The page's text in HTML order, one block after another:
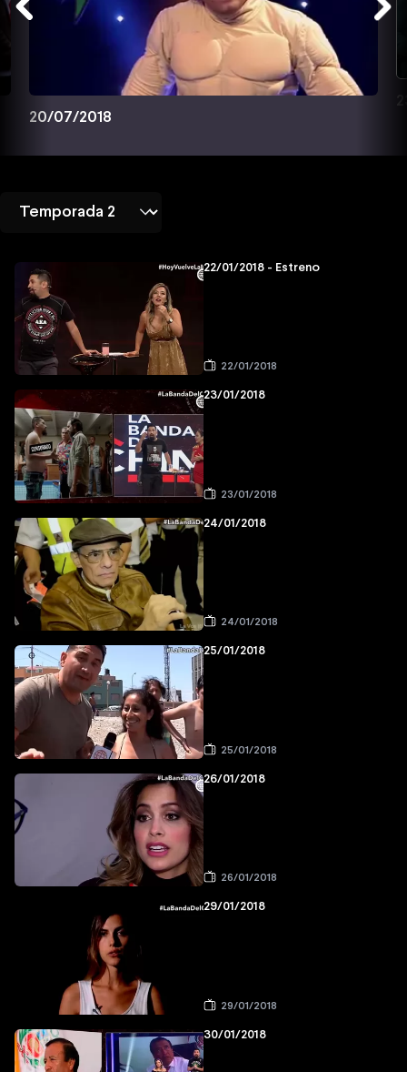
20/07/2018
22/01/2018 - Estreno
22/01/2018
23/01/2018
23/01/2018
24/01/2018
24/01/2018
25/01/2018
25/01/2018
26/01/2018
26/01/2018
29/01/2018
29/01/2018
30/01/2018